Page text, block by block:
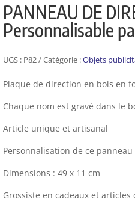
PANNEAU DE
Personnalisable
UGS : P82 Catégorie :Objets
Plaque de direction en bois en
Chaque nom est gravé dans le
Article unique et artisanal
Personnalisation de ce
Dimensions : 49 x 11 cm
Grossiste en cadeaux et